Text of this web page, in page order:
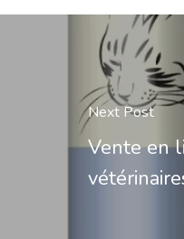
Next Post
Vente en